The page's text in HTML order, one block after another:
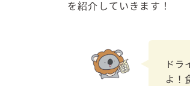
を紹介していきます！
ドラ
よ！